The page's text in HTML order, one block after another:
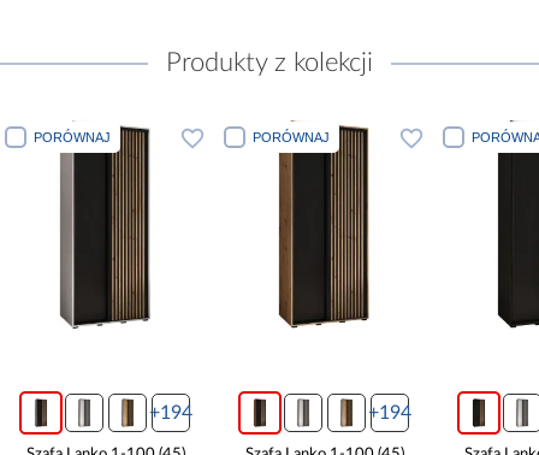
Produkty z kolekcji
PORÓWNAJ PORÓWNAJ